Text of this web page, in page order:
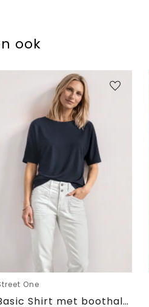
ook
One
Basic Shirt met boothals en elastische zoom